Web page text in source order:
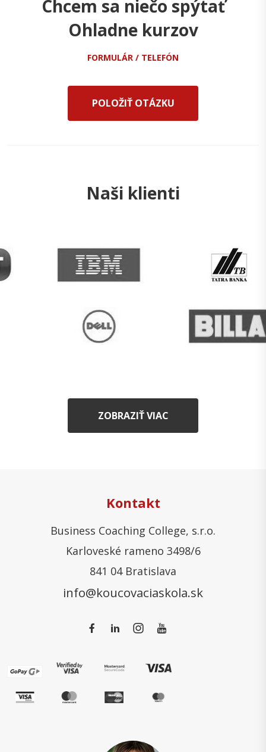
Chcem sa niečo spýtať
Ohladne kurzov
FORMULÁR / TELEFÓN
POLOŽIŤ OTÁZKU
Naši klienti
ZOBRAZIŤ VIAC
Kontakt
Business Coaching College, s.r.o.
Karloveské rameno 3498/6
841 04 Bratislava
info@koucovaciaskola.sk